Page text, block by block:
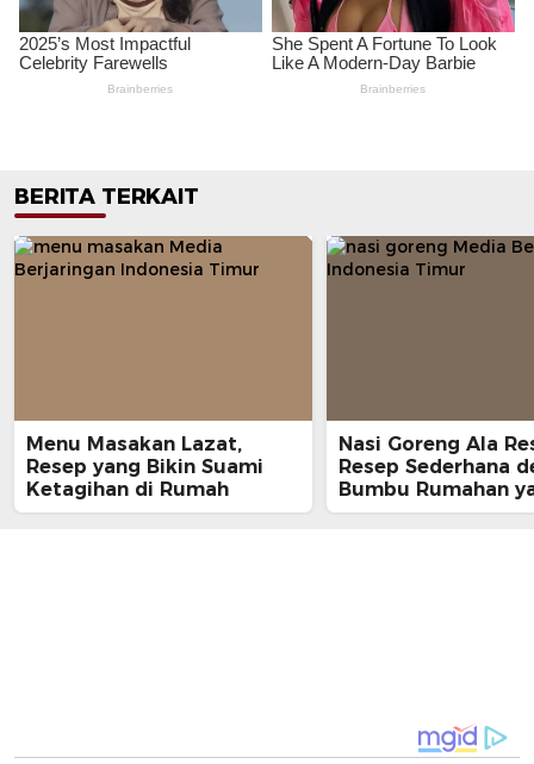
BERITA TERKAIT
Menu Masakan Lazat,
Resep yang Bikin Suami
Ketagihan di Rumah
Nasi Goreng Ala
Resep Sederhana
Bumbu Rumahan
Menggugah Selera